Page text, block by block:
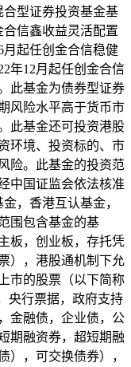
合型证券投资基金基
合信鑫收益灵活配置
月起任创金合信稳健
年12月起任创金合信
此基金为债券型证券
风险水平高于货币市
此基金还可投资港股
环境、投资标的、市
险。此基金的投资范
中国证监会依法核准
，香港互认基金，
围包含基金的基
板，创业板，存托凭
），港股通机制下允
市的股票（以下简称
央行票据，政府支持
金融债，企业债，公
期融资券，超短期融
），可交换债券），